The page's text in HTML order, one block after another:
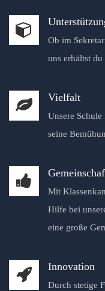
Ob im
uns erhältst
Vielfalt
Unsere
seine
Mit
Hilfe bei
eine große
Innovation
Durch stetige